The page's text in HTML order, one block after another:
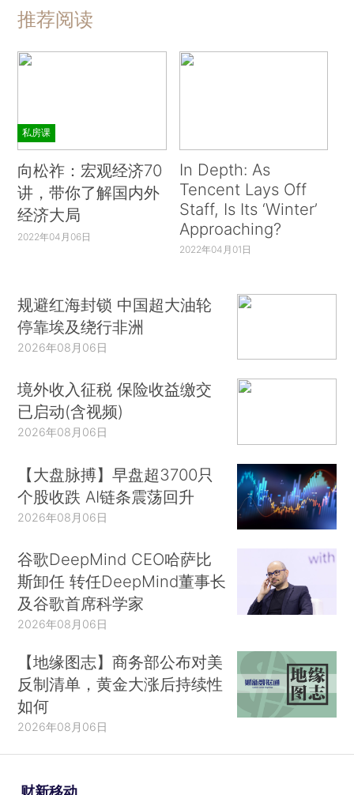
推荐阅读
私房课
向松祚：宏观经济70
讲，带你了解国内外
经济大局
2022年04月06日
In Depth: As
Tencent Lays Off
Staff, Is Its ‘Winter’
Approaching?
2022年04月01日
规避红海封锁 中国超大油轮
停靠埃及绕行非洲
2026年08月06日
境外收入征税 保险收益缴交
已启动(含视频)
2026年08月06日
【大盘脉搏】早盘超3700只
个股收跌 AI链条震荡回升
2026年08月06日
谷歌DeepMind CEO哈萨比
斯卸任 转任DeepMind董事长
及谷歌首席科学家
2026年08月06日
【地缘图志】商务部公布对美
反制清单，黄金大涨后持续性
如何
2026年08月06日
财新移动